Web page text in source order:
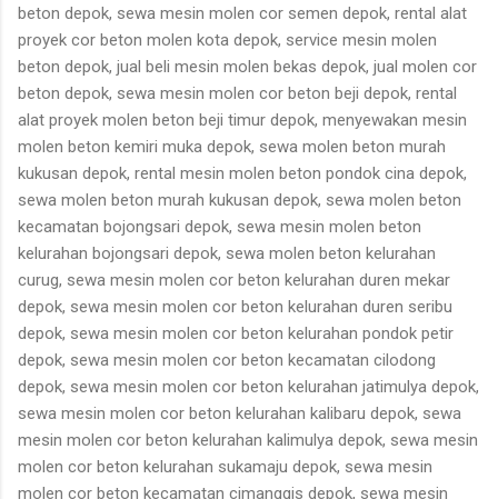
beton depok, sewa mesin molen cor semen depok, rental alat
proyek cor beton molen kota depok, service mesin molen
beton depok, jual beli mesin molen bekas depok, jual molen cor
beton depok, sewa mesin molen cor beton beji depok, rental
alat proyek molen beton beji timur depok, menyewakan mesin
molen beton kemiri muka depok, sewa molen beton murah
kukusan depok, rental mesin molen beton pondok cina depok,
sewa molen beton murah kukusan depok, sewa molen beton
kecamatan bojongsari depok, sewa mesin molen beton
kelurahan bojongsari depok, sewa molen beton kelurahan
curug, sewa mesin molen cor beton kelurahan duren mekar
depok, sewa mesin molen cor beton kelurahan duren seribu
depok, sewa mesin molen cor beton kelurahan pondok petir
depok, sewa mesin molen cor beton kecamatan cilodong
depok, sewa mesin molen cor beton kelurahan jatimulya depok,
sewa mesin molen cor beton kelurahan kalibaru depok, sewa
mesin molen cor beton kelurahan kalimulya depok, sewa mesin
molen cor beton kelurahan sukamaju depok, sewa mesin
molen cor beton kecamatan cimanggis depok, sewa mesin